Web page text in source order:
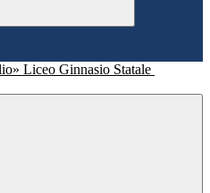
Liceo Ginnasio Statale